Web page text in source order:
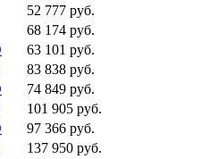
52 777 руб.
68 174 руб.
63 101 руб.
83 838 руб.
74 849 руб.
101 905 руб.
97 366 руб.
137 950 руб.